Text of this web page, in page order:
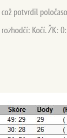
potvrdil
Kočí. ŽK: